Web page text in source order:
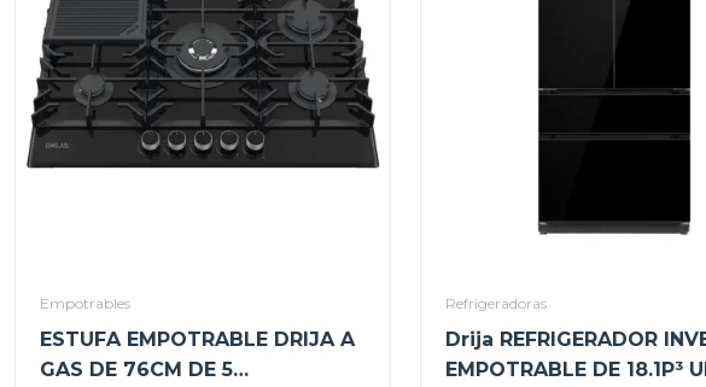
Empotrables
ESTUFA EMPOTRABLE DRIJA A
GAS DE 76CM DE 5
Refrigeradoras
Drija REFRIGERADOR
EMPOTRABLE DE 18.1P³